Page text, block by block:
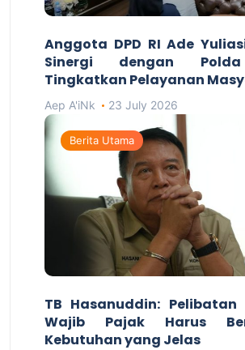
Anggota DPD RI Ade
Sinergi dengan
Tingkatkan Pelayanan
Aep A'iNk 23 July 2026
Berita Utama
TB Hasanuddin: Pelibatan
Wajib Pajak Harus
Kebutuhan yang Jelas